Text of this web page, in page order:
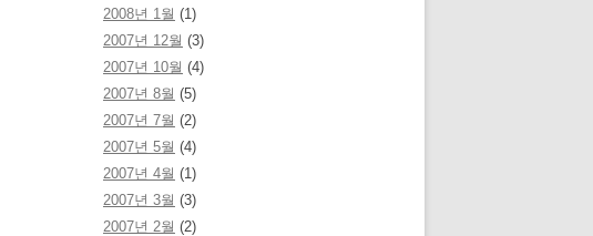
2008년 1월 (1)
2007년 12월 (3)
2007년 10월 (4)
2007년 8월 (5)
2007년 7월 (2)
2007년 5월 (4)
2007년 4월 (1)
2007년 3월 (3)
2007년 2월 (2)